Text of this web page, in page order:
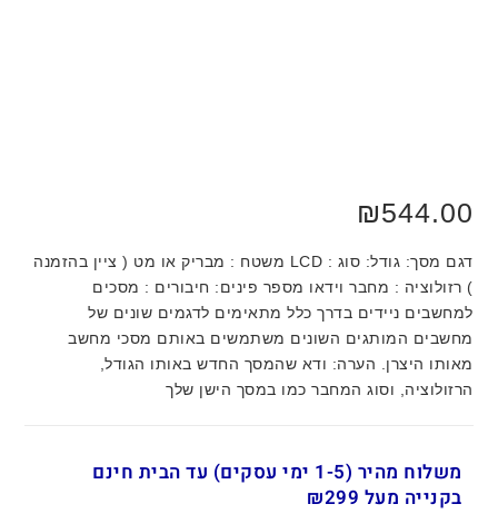
₪544.00
דגם מסך: גודל: סוג : LCD משטח : מבריק או מט ( ציין בהזמנה
) רזולוציה : מחבר וידאו מספר פינים: חיבורים : מסכים
למחשבים ניידים בדרך כלל מתאימים לדגמים שונים של
מחשבים המותגים השונים משתמשים באותם מסכי מחשב
מאותו היצרן. הערה: ודא שהמסך החדש באותו הגודל,
הרזולוציה, וסוג המחבר כמו במסך הישן שלך
משלוח מהיר (1-5 ימי עסקים) עד הבית חינם
בקנייה מעל ₪299